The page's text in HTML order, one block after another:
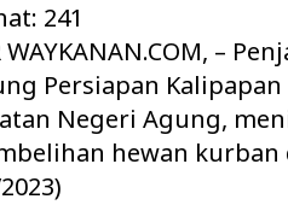
241
WAYKANAN.COM, –
Persiapan Kalipapan
Negeri Agung,
hewan